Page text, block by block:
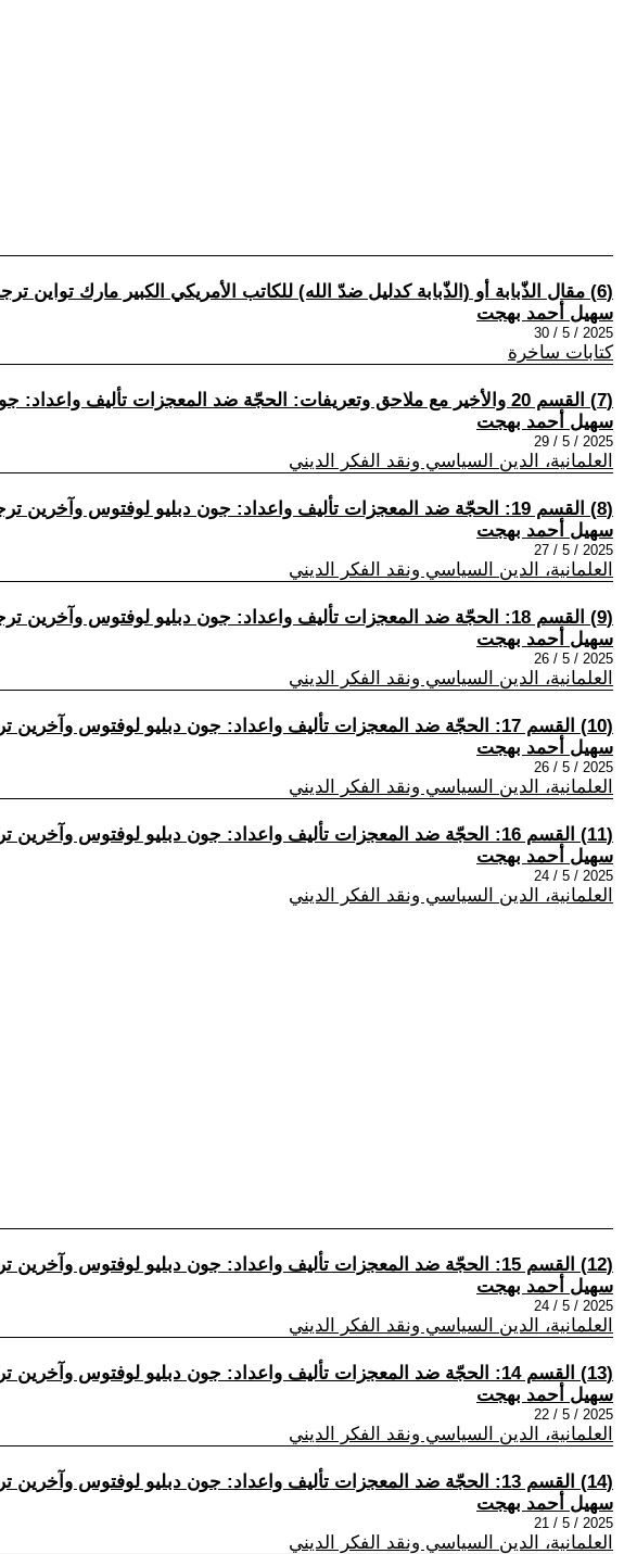
(6) مقال الذّبابة أو (الذّبابة كدليل ضدّ الله) للكاتب الأمريكي الكبير مارك تواين ترجمة: سهيل أحمد بهجت
سهيل أحمد بهجت
2025 / 5 / 30
كتابات ساخرة
(7) القسم 20 والأخير مع ملاحق وتعريفات: الحجّة ضد المعجزات تأليف واعداد: جون دبليو لوفتوس وآخرين ترجمة وتعليقات: سهيل أحمد بهجت
سهيل أحمد بهجت
2025 / 5 / 29
العلمانية، الدين السياسي ونقد الفكر الديني
(8) القسم 19: الحجّة ضد المعجزات تأليف واعداد: جون دبليو لوفتوس وآخرين ترجمة وتعليقات: سهيل أحمد بهجت
سهيل أحمد بهجت
2025 / 5 / 27
العلمانية، الدين السياسي ونقد الفكر الديني
(9) القسم 18: الحجّة ضد المعجزات تأليف واعداد: جون دبليو لوفتوس وآخرين ترجمة وتعليقات: سهيل أحمد بهجت
سهيل أحمد بهجت
2025 / 5 / 26
العلمانية، الدين السياسي ونقد الفكر الديني
(10) القسم 17: الحجّة ضد المعجزات تأليف واعداد: جون دبليو لوفتوس وآخرين ترجمة وتعليقات: سهيل أحمد بهجت
سهيل أحمد بهجت
2025 / 5 / 26
العلمانية، الدين السياسي ونقد الفكر الديني
(11) القسم 16: الحجّة ضد المعجزات تأليف واعداد: جون دبليو لوفتوس وآخرين ترجمة وتعليقات: سهيل أحمد بهجت
سهيل أحمد بهجت
2025 / 5 / 24
العلمانية، الدين السياسي ونقد الفكر الديني
(12) القسم 15: الحجّة ضد المعجزات تأليف واعداد: جون دبليو لوفتوس وآخرين ترجمة وتعليقات: سهيل أحمد بهجت
سهيل أحمد بهجت
2025 / 5 / 24
العلمانية، الدين السياسي ونقد الفكر الديني
(13) القسم 14: الحجّة ضد المعجزات تأليف واعداد: جون دبليو لوفتوس وآخرين ترجمة وتعليقات: سهيل أحمد بهجت
سهيل أحمد بهجت
2025 / 5 / 22
العلمانية، الدين السياسي ونقد الفكر الديني
(14) القسم 13: الحجّة ضد المعجزات تأليف واعداد: جون دبليو لوفتوس وآخرين ترجمة وتعليقات: سهيل أحمد بهجت
سهيل أحمد بهجت
2025 / 5 / 21
العلمانية، الدين السياسي ونقد الفكر الديني